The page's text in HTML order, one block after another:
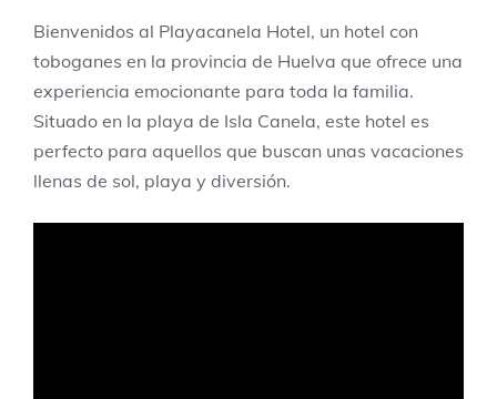
Bienvenidos al Playacanela Hotel, un hotel con
toboganes en la provincia de Huelva que ofrece una
experiencia emocionante para toda la familia.
Situado en la playa de Isla Canela, este hotel es
perfecto para aquellos que buscan unas vacaciones
llenas de sol, playa y diversión.